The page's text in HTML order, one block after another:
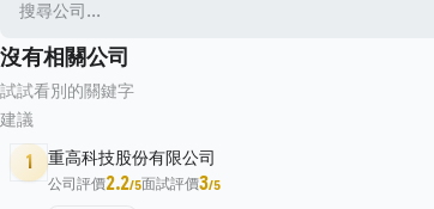
沒有相關公司
試試看別的關鍵字
建議
1 重高科技股份有限公司
公司評價2.2/5面試評價3/5